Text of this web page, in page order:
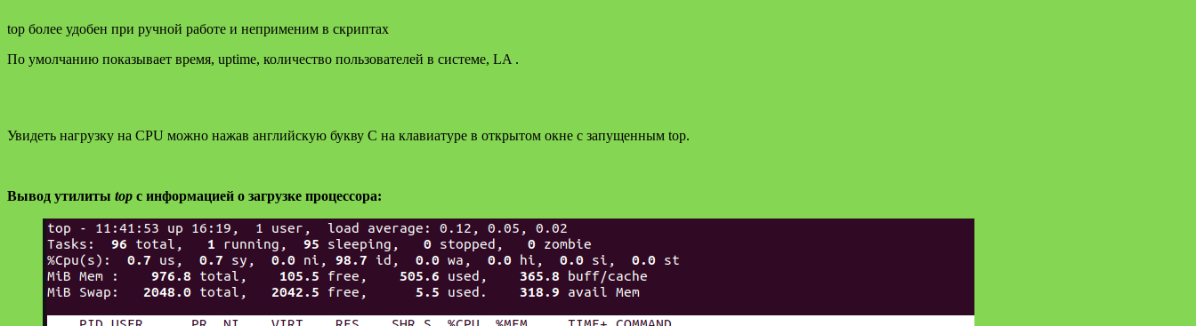
top более удобен при ручной работе и неприменим в скриптах
По умолчанию показывает время, uptime, количество пользователей в системе, LA .
Увидеть нагрузку на CPU можно нажав английскую букву C на клавиатуре в открытом окне с запущенным top.
Вывод утилиты top с информацией о загрузке процессора: